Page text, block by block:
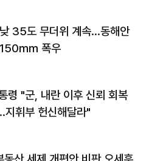
35도 무더위 계속…동해안
150㎜ 폭우
령 "군, 내란 이후 신뢰 회복
휘부 헌신해달라"